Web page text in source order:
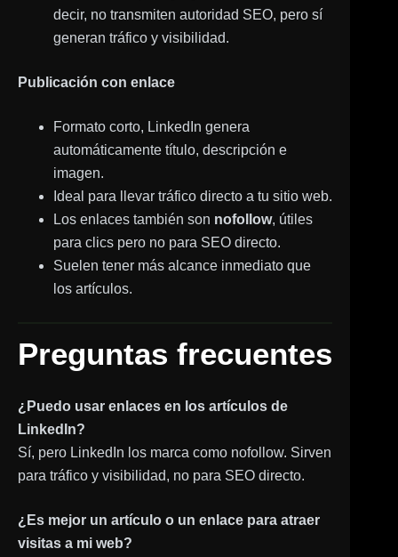
decir, no transmiten autoridad SEO, pero sí
generan tráfico y visibilidad.
Publicación con enlace
Formato corto, LinkedIn genera
automáticamente título, descripción e
imagen.
Ideal para llevar tráfico directo a tu sitio web.
Los enlaces también son nofollow, útiles
para clics pero no para SEO directo.
Suelen tener más alcance inmediato que
los artículos.
Preguntas frecuentes
¿Puedo usar enlaces en los artículos de
LinkedIn?
Sí, pero LinkedIn los marca como nofollow. Sirven
para tráfico y visibilidad, no para SEO directo.
¿Es mejor un artículo o un enlace para atraer
visitas a mi web?